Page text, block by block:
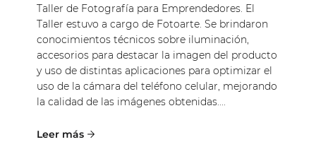
Taller de Fotografía para Emprendedores. El
Taller estuvo a cargo de Fotoarte. Se brindaron
conocimientos técnicos sobre iluminación,
accesorios para destacar la imagen del producto
y uso de distintas aplicaciones para optimizar el
uso de la cámara del teléfono celular, mejorando
la calidad de las imágenes obtenidas....